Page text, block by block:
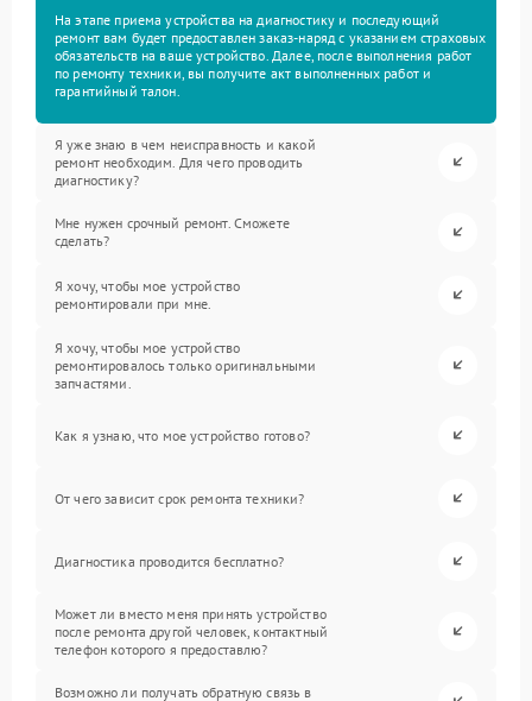
На этапе приема устройства на диагностику и последующий
ремонт вам будет предоставлен заказ-наряд с указанием страховых
обязательств на ваше устройство. Далее, после выполнения работ
по ремонту техники, вы получите акт выполненных работ и
гарантийный талон.
Я уже знаю в чем неисправность и какой
ремонт необходим. Для чего проводить
диагностику?
Мне нужен срочный ремонт. Сможете
сделать?
Я хочу, чтобы мое устройство
ремонтировали при мне.
Я хочу, чтобы мое устройство
ремонтировалось только оригинальными
запчастями.
Как я узнаю, что мое устройство готово?
От чего зависит срок ремонта техники?
Диагностика проводится бесплатно?
Может ли вместо меня принять устройство
после ремонта другой человек, контактный
телефон которого я предоставлю?
Возможно ли получать обратную связь в